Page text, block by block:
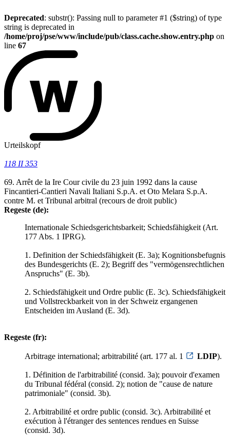
Deprecated: substr(): Passing null to parameter #1 ($string) of type
string is deprecated in
/home/proj/pse/www/include/pub/class.cache.show.entry.php on
line 67
Urteilskopf
118 II 353
69. Arrêt de la Ire Cour civile du 23 juin 1992 dans la cause
Fincantieri-Cantieri Navali Italiani S.p.A. et Oto Melara S.p.A.
contre M. et Tribunal arbitral (recours de droit public)
Regeste (de):
Internationale Schiedsgerichtsbarkeit; Schiedsfähigkeit (Art.
177 Abs. 1 IPRG).
1. Definition der Schiedsfähigkeit (E. 3a); Kognitionsbefugnis
des Bundesgerichts (E. 2); Begriff des "vermögensrechtlichen
Anspruchs" (E. 3b).
2. Schiedsfähigkeit und Ordre public (E. 3c). Schiedsfähigkeit
und Vollstreckbarkeit von in der Schweiz ergangenen
Entscheiden im Ausland (E. 3d).
Regeste (fr):
Arbitrage international; arbitrabilité (art. 177 al. 1 LDIP).
1. Définition de l'arbitrabilité (consid. 3a); pouvoir d'examen
du Tribunal fédéral (consid. 2); notion de "cause de nature
patrimoniale" (consid. 3b).
2. Arbitrabilité et ordre public (consid. 3c). Arbitrabilité et
exécution à l'étranger des sentences rendues en Suisse
(consid. 3d).